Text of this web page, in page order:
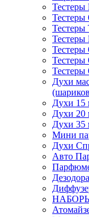
Духи
Духи 15
Духи 20
Духи 35
Мини
Духи
Авто